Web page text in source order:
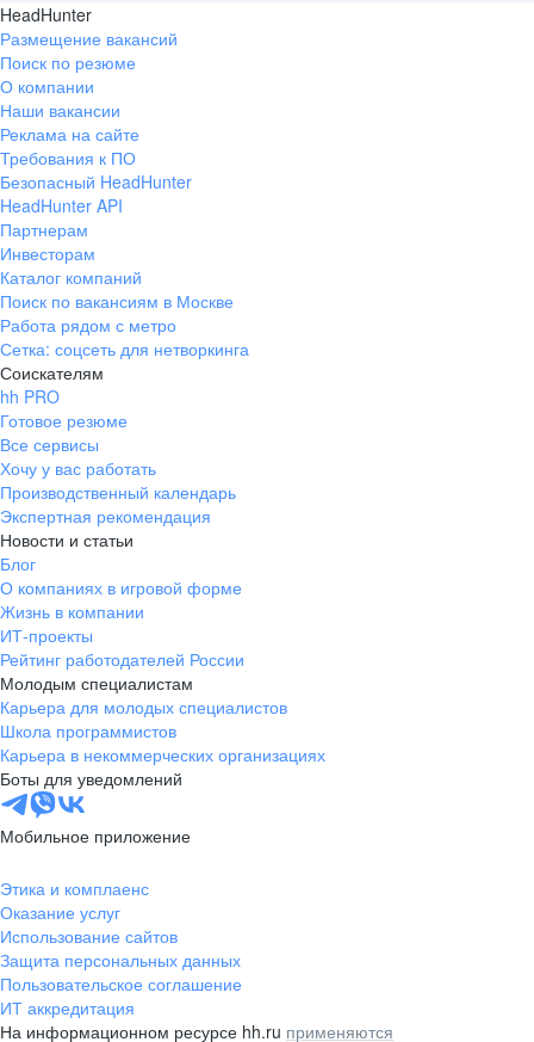
HeadHunter
Размещение вакансий
Поиск по резюме
О компании
Наши вакансии
Реклама на сайте
Требования к ПО
Безопасный HeadHunter
HeadHunter API
Партнерам
Инвесторам
Каталог компаний
Поиск по вакансиям в Москве
Работа рядом с метро
Сетка: соцсеть для нетворкинга
Соискателям
hh PRO
Готовое резюме
Все сервисы
Хочу у вас работать
Производственный календарь
Экспертная рекомендация
Новости и статьи
Блог
О компаниях в игровой форме
Жизнь в компании
ИТ-проекты
Рейтинг работодателей России
Молодым специалистам
Карьера для молодых специалистов
Школа программистов
Карьера в некоммерческих организациях
Боты для уведомлений
Мобильное приложение
Этика и комплаенс
Оказание услуг
Использование сайтов
Защита персональных данных
Пользовательское соглашение
ИТ аккредитация
На информационном ресурсе hh.ru применяются